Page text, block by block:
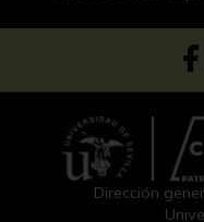
Dirección